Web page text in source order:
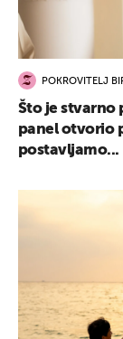
POKROVITELJ
Što je stvarno
panel otvorio
postavljamo...